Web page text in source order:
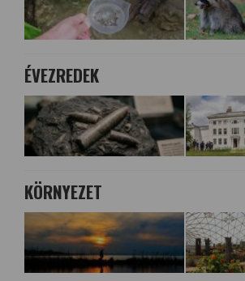
ÉVEZREDEK
KÖRNYEZET